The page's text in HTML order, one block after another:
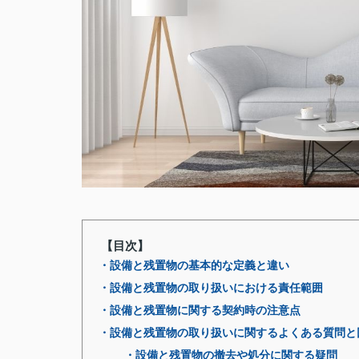
【目次】
・設備と残置物の基本的な定義と違い
・設備と残置物の取り扱いにおける責任範囲
・設備と残置物に関する契約時の注意点
・設備と残置物の取り扱いに関するよくある質問
・設備と残置物の撤去や処分に関する疑問